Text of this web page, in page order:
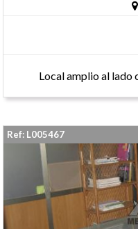
Local amplio al lado
Ref: L005467